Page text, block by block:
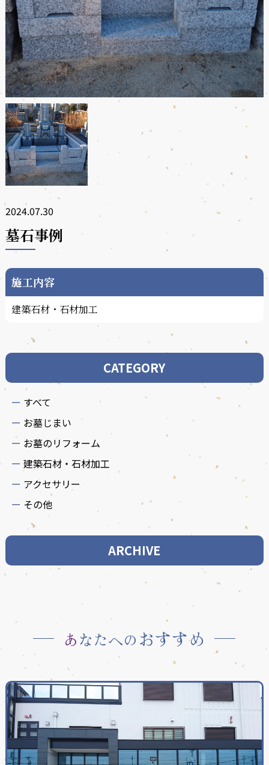
2024.07.30
墓石事例
施工内容
建築石材・石材加工
CATEGORY
すべて
お墓じまい
お墓のリフォーム
建築石材・石材加工
アクセサリー
その他
ARCHIVE
あなたへのおすすめ